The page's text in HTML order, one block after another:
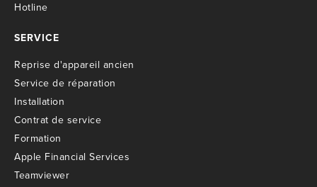
Hotline
SERVICE
Reprise d'appareil ancien
Service de réparation
Installation
Contrat de service
Formation
Apple Financial Services
Teamviewer